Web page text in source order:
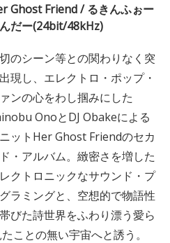
Ghost Friend / るきんふぉー
だー(24bit/48kHz)
のシーン等との関わりなく突
現し、エレクトロ・ポップ・
ンの心をわし掴みにした
OnoとDJ Obakeによる
ットHer Ghost Friendのセカ
・アルバム。緻密さを増した
クトロニックなサウンド・プ
ラミングと、空想的で物語性
びた詩世界をふわり漂う愛ら
ことの無い宇宙へと誘う。